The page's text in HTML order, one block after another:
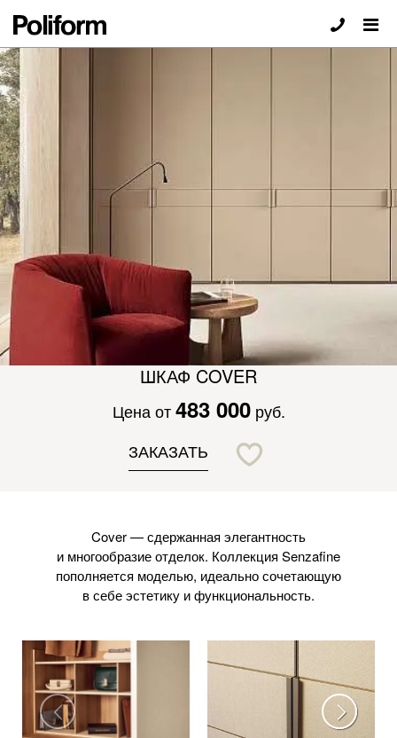
ШКАФ COVER
Цена от 483 000 руб.
ЗАКАЗАТЬ
Cover — сдержанная элегантность
и многообразие отделок. Коллекция Senzafine
пополняется моделью, идеально сочетающую
в себе эстетику и функциональность.